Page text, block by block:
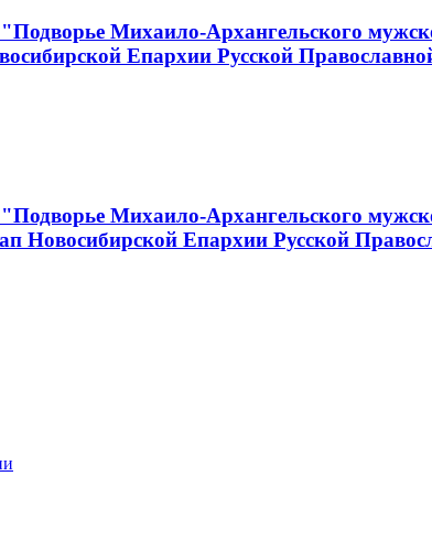
Михаило-Архангельского
Епархии Русской
Михаило-Архангельского
Новосибирской Епархии Русской